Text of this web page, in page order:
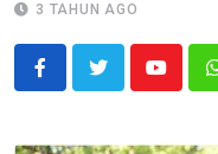
3 TAHUN AGO